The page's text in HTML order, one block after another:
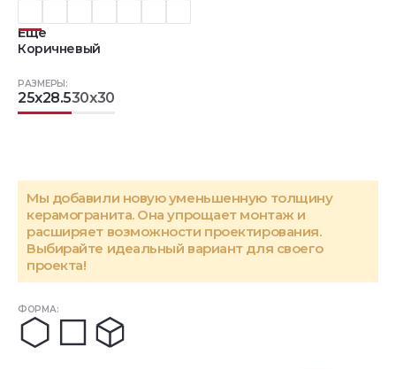
Еще
Коричневый
ФОРМА:
РАЗМЕРЫ:
25x28.530x30
Мы добавили новую уменьшенную толщину
керамогранита. Она упрощает монтаж и
расширяет возможности проектирования.
Выбирайте идеальный вариант для своего
проекта!